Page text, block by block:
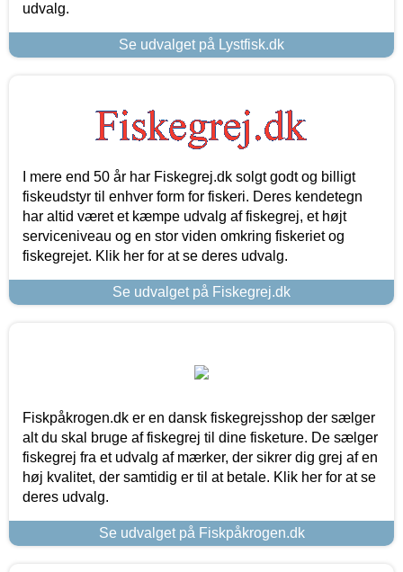
udvalg.
Se udvalget på Lystfisk.dk
I mere end 50 år har Fiskegrej.dk solgt godt og billigt
fiskeudstyr til enhver form for fiskeri. Deres kendetegn
har altid været et kæmpe udvalg af fiskegrej, et højt
serviceniveau og en stor viden omkring fiskeriet og
fiskegrejet. Klik her for at se deres udvalg.
Se udvalget på Fiskegrej.dk
Fiskpåkrogen.dk er en dansk fiskegrejsshop der sælger
alt du skal bruge af fiskegrej til dine fisketure. De sælger
fiskegrej fra et udvalg af mærker, der sikrer dig grej af en
høj kvalitet, der samtidig er til at betale. Klik her for at se
deres udvalg.
Se udvalget på Fiskpåkrogen.dk